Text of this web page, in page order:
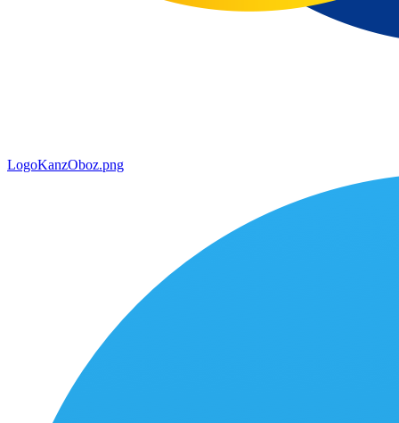
LogoKanzOboz.png